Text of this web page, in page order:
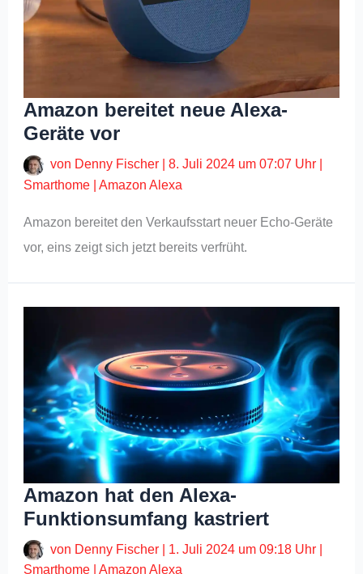
Amazon bereitet neue Alexa-
Geräte vor
von Denny Fischer |8. Juli 2024 um 07:07 Uhr
Smarthome |Amazon Alexa
Amazon bereitet den Verkaufsstart neuer Echo-Geräte
vor, eins zeigt sich jetzt bereits verfrüht.
Amazon hat den Alexa-
Funktionsumfang kastriert
von Denny Fischer 1. Juli 2024 um 09:18 Uhr
Smarthome |Amazon Alexa